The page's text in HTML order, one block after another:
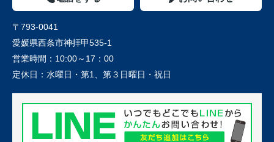
〒793-0041
愛媛県西条市神拝甲535-1
営業時間： 10:00～17：00
定休日： 水曜日・第1、第３日曜日・祝日